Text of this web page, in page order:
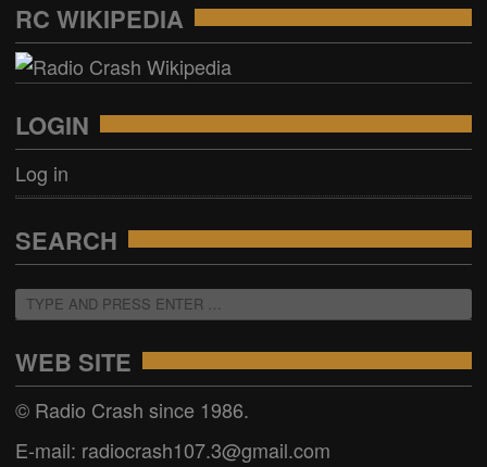
RC WIKIPEDIA
LOGIN
Log in
SEARCH
WEB SITE
© Radio Crash since 1986.
E-mail: radiocrash107.3@gmail.com